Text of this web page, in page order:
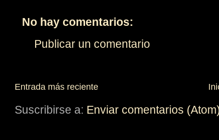
No hay comentarios:
Publicar un comentario
Entrada más reciente
Suscribirse a: Enviar comentarios